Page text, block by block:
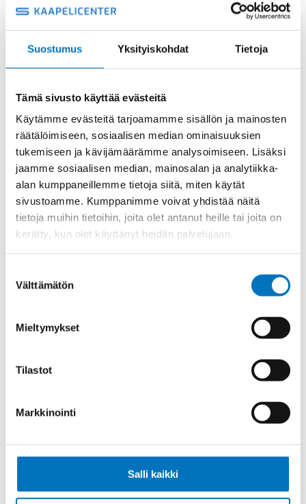
Suostumus Yksityiskohdat Tietoja
Tämä sivusto käyttää evästeitä
Käytämme evästeitä tarjoamamme sisällön ja mainosten
räätälöimiseen, sosiaalisen median ominaisuuksien
tukemiseen ja kävijämäärämme analysoimiseen. Lisäksi
jaamme sosiaalisen median, mainosalan ja analytiikka-
alan kumppaneillemme tietoja siitä, miten käytät
sivustoamme. Kumppanimme voivat yhdistää näitä
tietoja muihin tietoihin, joita olet antanut heille tai joita on
kerätty, kun olet käyttänyt heidän palvelujaan.
valinta
Välttämätön
Mieltymykset
Tilastot
Markkinointi
Salli kaikki
Kirjaudu sisään nähdäksesi omat hintasi
LUKITUSLAITE LUKITUSLAITE
(alv 0)
LUKITUSLAITE Lisää ostoskoriin